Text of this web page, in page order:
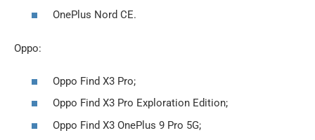
OnePlus Nord CE.
Oppo:
Oppo Find X3 Pro;
Oppo Find X3 Pro Exploration Edition;
Oppo Find X3 OnePlus 9 Pro 5G;